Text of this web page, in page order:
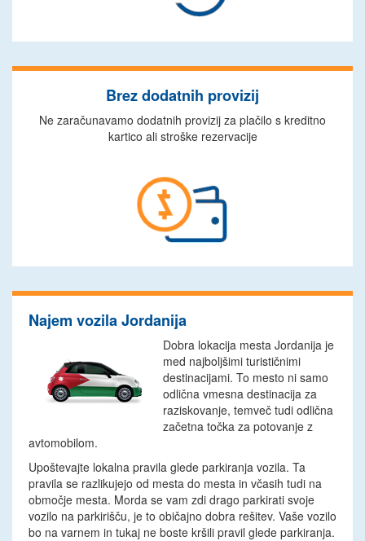
Brez dodatnih provizij
Ne zaračunavamo dodatnih provizij za plačilo s kreditno
kartico ali stroške rezervacije
Najem vozila Jordanija
Dobra lokacija mesta Jordanija je
med najboljšimi turističnimi
destinacijami. To mesto ni samo
odlična vmesna destinacija za
raziskovanje, temveč tudi odlična
začetna točka za potovanje z
avtomobilom.
Upoštevajte lokalna pravila glede parkiranja vozila. Ta
pravila se razlikujejo od mesta do mesta in včasih tudi na
območje mesta. Morda se vam zdi drago parkirati svoje
vozilo na parkirišču, je to običajno dobra rešitev. Vaše vozilo
bo na varnem in tukaj ne boste kršili pravil glede parkiranja.